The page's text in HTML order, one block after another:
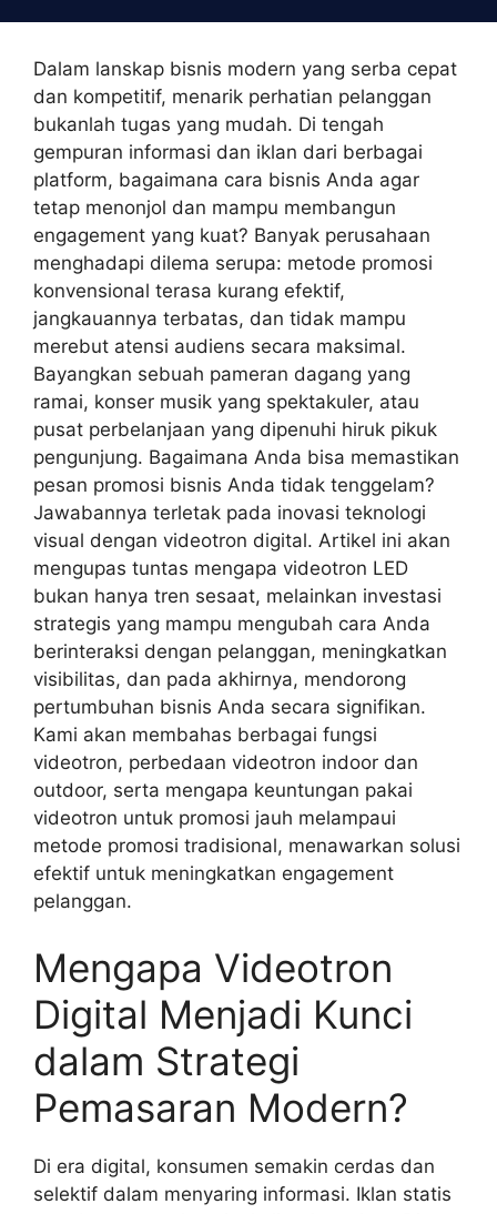
contentDalam lanskap bisnis modern yang serba cepat
dan kompetitif, menarik perhatian pelanggan
bukanlah tugas yang mudah. Di tengah
gempuran informasi dan iklan dari berbagai
platform, bagaimana cara bisnis Anda agar
tetap menonjol dan mampu membangun
engagement yang kuat? Banyak perusahaan
menghadapi dilema serupa: metode promosi
konvensional terasa kurang efektif,
jangkauannya terbatas, dan tidak mampu
merebut atensi audiens secara maksimal.
Bayangkan sebuah pameran dagang yang
ramai, konser musik yang spektakuler, atau
pusat perbelanjaan yang dipenuhi hiruk pikuk
pengunjung. Bagaimana Anda bisa memastikan
pesan promosi bisnis Anda tidak tenggelam?
Jawabannya terletak pada inovasi teknologi
visual dengan videotron digital. Artikel ini akan
mengupas tuntas mengapa videotron LED
bukan hanya tren sesaat, melainkan investasi
strategis yang mampu mengubah cara Anda
berinteraksi dengan pelanggan, meningkatkan
visibilitas, dan pada akhirnya, mendorong
pertumbuhan bisnis Anda secara signifikan.
Kami akan membahas berbagai fungsi
videotron, perbedaan videotron indoor dan
outdoor, serta mengapa keuntungan pakai
videotron untuk promosi jauh melampaui
metode promosi tradisional, menawarkan solusi
efektif untuk meningkatkan engagement
pelanggan.
Mengapa Videotron
Digital Menjadi Kunci
dalam Strategi
Pemasaran Modern?
Di era digital, konsumen semakin cerdas dan
selektif dalam menyaring informasi. Iklan statis